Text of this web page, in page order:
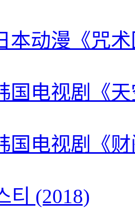
本动漫《咒
国电视剧《
国电视剧《
티 (2018)